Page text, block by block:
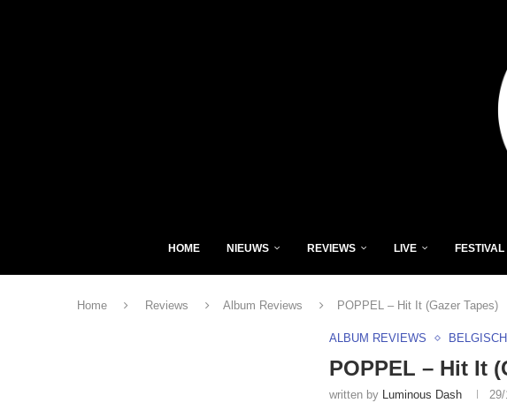
HOME NIEUWS REVIEWS LIVE FESTIVAL
Home Reviews Album Reviews POPPEL – Hit It (Gazer Tapes)
ALBUM REVIEWS BELGISCH
POPPEL – Hit It
written by Luminous Dash